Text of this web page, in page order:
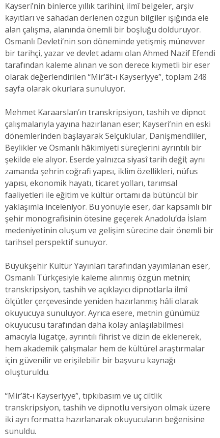
Kayseri’nin binlerce yıllık tarihini; ilmî belgeler, arşiv
kayıtları ve sahadan derlenen özgün bilgiler ışığında ele
alan çalışma, alanında önemli bir boşluğu dolduruyor.
Osmanlı Devleti’nin son döneminde yetişmiş münevver
bir tarihçi, yazar ve devlet adamı olan Ahmed Nazif Efendi
tarafından kaleme alınan ve son derece kıymetli bir eser
olarak değerlendirilen “Mir’ât-ı Kayseriyye”, toplam 248
sayfa olarak okurlara sunuluyor.
Mehmet Karaarslan’ın transkripsiyon, tashih ve dipnot
çalışmalarıyla yayına hazırlanan eser; Kayseri’nin en eski
dönemlerinden başlayarak Selçuklular, Danişmendliler,
Beylikler ve Osmanlı hâkimiyeti süreçlerini ayrıntılı bir
şekilde ele alıyor. Eserde yalnızca siyasî tarih değil; aynı
zamanda şehrin coğrafi yapısı, iklim özellikleri, nüfus
yapısı, ekonomik hayatı, ticaret yolları, tarımsal
faaliyetleri ile eğitim ve kültür ortamı da bütüncül bir
yaklaşımla inceleniyor. Bu yönüyle eser, dar kapsamlı bir
şehir monografisinin ötesine geçerek Anadolu’da İslam
medeniyetinin oluşum ve gelişim sürecine dair önemli bir
tarihsel perspektif sunuyor.
Büyükşehir Kültür Yayınları tarafından yayımlanan eser,
Osmanlı Türkçesiyle kaleme alınmış özgün metnin;
transkripsiyon, tashih ve açıklayıcı dipnotlarla ilmî
ölçütler çerçevesinde yeniden hazırlanmış hâli olarak
okuyucuya sunuluyor. Ayrıca esere, metnin günümüz
okuyucusu tarafından daha kolay anlaşılabilmesi
amacıyla lügatçe, ayrıntılı fihrist ve dizin de eklenerek,
hem akademik çalışmalar hem de kültürel araştırmalar
için güvenilir ve erişilebilir bir başvuru kaynağı
oluşturuldu.
“Mir’ât-ı Kayseriyye”, tıpkıbasım ve üç ciltlik
transkripsiyon, tashih ve dipnotlu versiyon olmak üzere
iki ayrı formatta hazırlanarak okuyucuların beğenisine
sunuldu.